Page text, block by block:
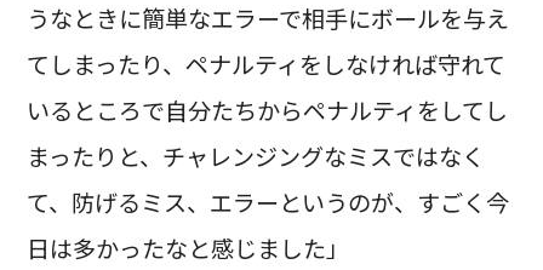
うなときに簡単なエラーで相手にボールを与え
てしまったり、ペナルティをしなければ守れて
いるところで自分たちからペナルティをしてし
まったりと、チャレンジングなミスではなく
て、防げるミス、エラーというのが、すごく今
日は多かったなと感じました」